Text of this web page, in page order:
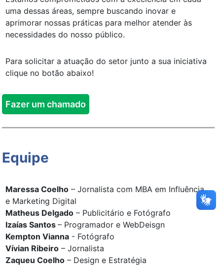
uma dessas áreas, sempre buscando inovar e
aprimorar nossas práticas para melhor atender às
necessidades do nosso público.
Para solicitar a atuação do setor junto a sua iniciativa
clique no botão abaixo!
Fazer um chamado
Equipe
Maressa Coelho – Jornalista com MBA em Influência
e Marketing Digital
Matheus Delgado – Publicitário e Fotógrafo
Izaías Santos– Programador e WebDeisgn
Kempton Vianna - Fotógrafo
Vívian Ribeiro – Jornalista
Zaqueu Coelho – Design e Estratégia